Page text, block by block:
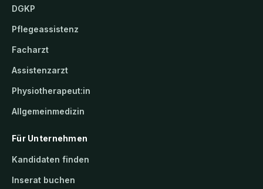
DGKP
Pflegeassistenz
Facharzt
Assistenzarzt
Physiotherapeut:in
Allgemeinmedizin
Für Unternehmen
Kandidaten finden
Inserat buchen